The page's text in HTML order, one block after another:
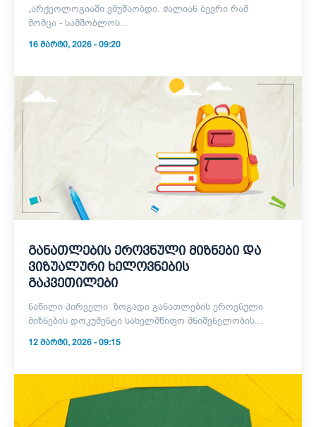
„არქეოლოგიაში ვმუშაობდი. ძალიან ბევრი რამ
მომცა - სამშობლოს...
16 ᲛᲐᲠᲢᲘ, 2026 - 09:20
განათლების ეროვნული მიზნები და
ვიზუალური ხელოვნების
გაკვეთილები
ნაწილი პირველი ზოგადი განათლების ეროვნული
მიზნების დოკუმენტი სახელმწიფო მნიშვნელობის...
12 ᲛᲐᲠᲢᲘ, 2026 - 09:15